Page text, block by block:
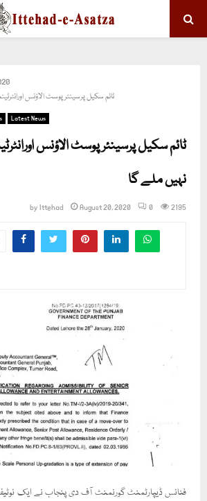
ٹائم سکیل پرسینئر پوسٹ الاؤنس
Latest News
ٹائم سکیل پرسینئر پوسٹ الاؤنس
نہیں ملے گا
byIttehad August 20, 2020 0 2195
فنانس ڈیپارٹمنٹ گورنمنٹ آف دی پنجاب نے ایک